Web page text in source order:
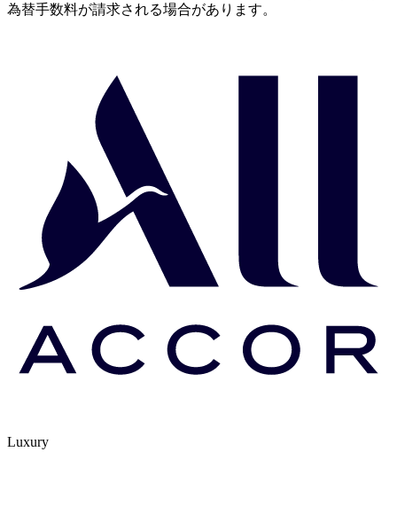
為替手数料が請求される場合があります。
Luxury